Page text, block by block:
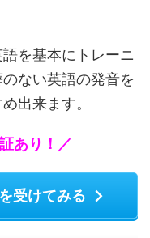
を基本にトレーニ
ない英語の発音を
出来ます。
あり！／
受けてみる